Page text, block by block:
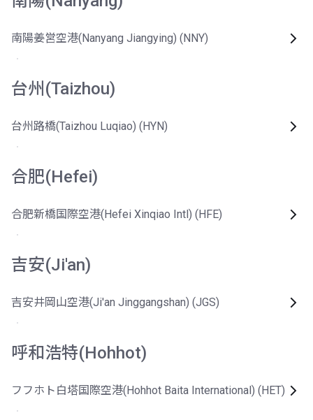
南陽姜営空港(Nanyang Jiangying) (NNY)
台州(Taizhou)
台州路橋(Taizhou Luqiao) (HYN)
合肥(Hefei)
合肥新橋国際空港(Hefei Xinqiao Intl) (HFE)
吉安(Ji'an)
吉安井岡山空港(Ji'an Jinggangshan) (JGS)
呼和浩特(Hohhot)
フフホト白塔国際空港(Hohhot Baita International) (HET)